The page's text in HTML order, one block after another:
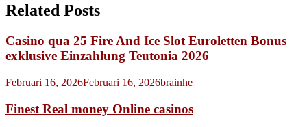
Related Posts
Casino qua 25 Fire And Ice Slot Euroletten Bonus
exklusive Einzahlung Teutonia 2026
Februari 16, 2026Februari 16, 2026brainhe
Finest Real money Online casinos